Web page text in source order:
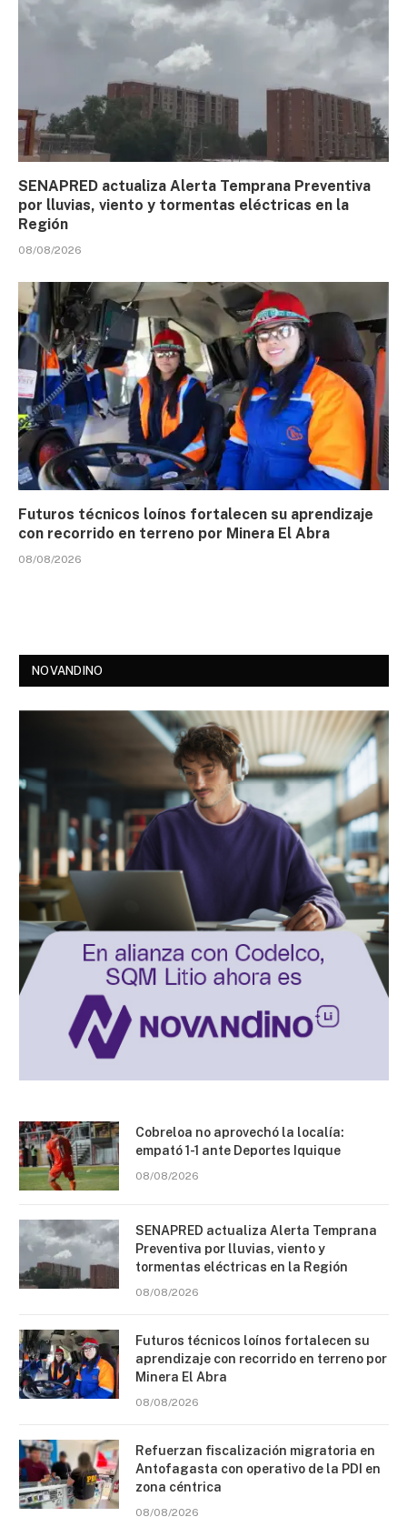
SENAPRED actualiza Alerta Temprana Preventiva
por lluvias, viento y tormentas eléctricas en la
Región
08/08/2026
Futuros técnicos loínos fortalecen su aprendizaje
con recorrido en terreno por Minera El Abra
08/08/2026
NOVANDINO
Cobreloa no aprovechó la localía:
empató 1-1 ante Deportes Iquique
08/08/2026
SENAPRED actualiza Alerta Temprana
Preventiva por lluvias, viento y
tormentas eléctricas en la Región
08/08/2026
Futuros técnicos loínos fortalecen su
aprendizaje con recorrido en terreno por
Minera El Abra
08/08/2026
Refuerzan fiscalización migratoria en
Antofagasta con operativo de la PDI en
zona céntrica
08/08/2026